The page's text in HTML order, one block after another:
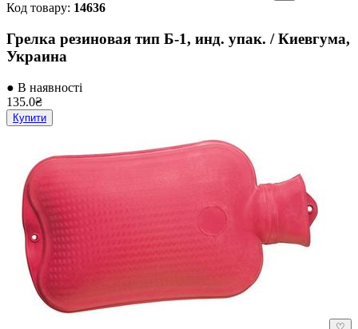
Код товару: 14636
Грелка резиновая тип Б-1, инд. упак. / Киевгума,
Украина
● В наявності
135.0₴
Купити